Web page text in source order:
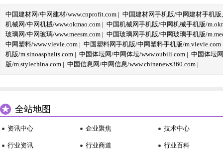
中国建材网/中网建材/www.cnprofit.com | 中国建材网手机版/中网建材手机版
机械网/中网机械/www.okmao.com | 中国机械网手机版/中网机械手机版/
玻璃网/中网玻璃/www.meesm.com | 中国玻璃网手机版/中网玻璃手机版/
中网塑料/www.vlevle.com | 中国塑料网手机版/中网塑料手机版/m.vlevle.com
机版/m.sinoasphalts.com | 中国体坛网/中网体坛/www.oubili.com | 中国体坛
版/m.stylechina.com | 中国信息网/中网信息/www.chinanews360.com |
全站地图
资讯中心
行业资讯
企业聚焦
行业商道
技术中心
行业百科